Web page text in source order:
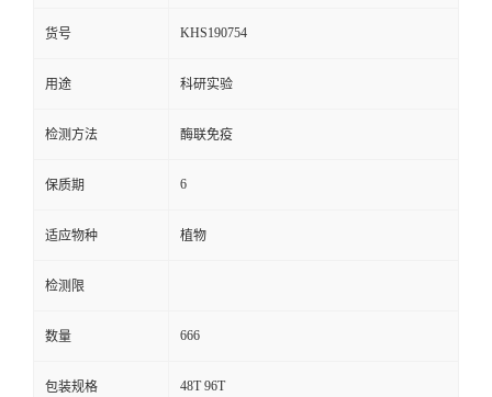
货号 KHS190754
用途 科研实验
检测方法 酶联免疫
保质期 6
适应物种 植物
检测限
数量 666
包装规格 48T 96T